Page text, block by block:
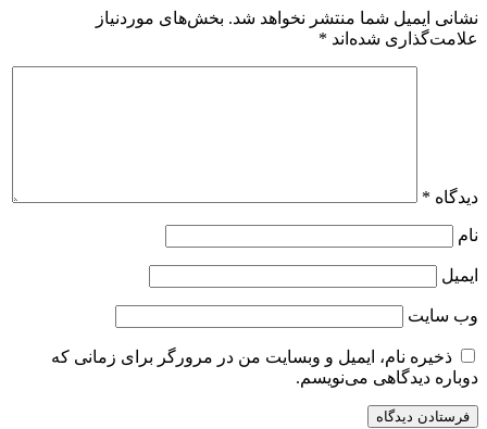
نشانی ایمیل شما منتشر نخواهد شد. بخش‌های موردنیاز
علامت‌گذاری شده‌اند *
دیدگاه *
نام
ایمیل
وب‌ سایت
ذخیره نام، ایمیل و وبسایت من در مرورگر برای زمانی که
دوباره دیدگاهی می‌نویسم.